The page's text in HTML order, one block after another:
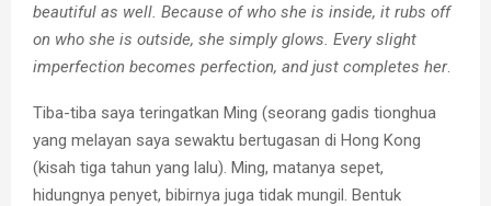
beautiful as well. Because of who she is inside, it rubs off
on who she is outside, she simply glows. Every slight
imperfection becomes perfection, and just completes her.
Tiba-tiba saya teringatkan Ming (seorang gadis tionghua
yang melayan saya sewaktu bertugasan di Hong Kong
(kisah tiga tahun yang lalu). Ming, matanya sepet,
hidungnya penyet, bibirnya juga tidak mungil. Bentuk